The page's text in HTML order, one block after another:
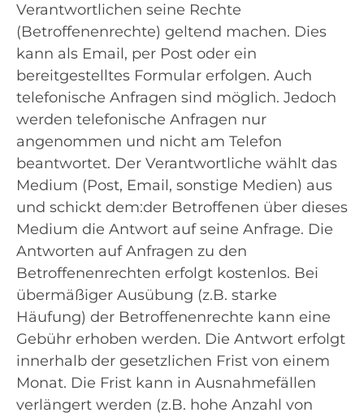
Verantwortlichen seine Rechte
(Betroffenenrechte) geltend machen. Dies
kann als Email, per Post oder ein
bereitgestelltes Formular erfolgen. Auch
telefonische Anfragen sind möglich. Jedoch
werden telefonische Anfragen nur
angenommen und nicht am Telefon
beantwortet. Der Verantwortliche wählt das
Medium (Post, Email, sonstige Medien) aus
und schickt dem:der Betroffenen über dieses
Medium die Antwort auf seine Anfrage. Die
Antworten auf Anfragen zu den
Betroffenenrechten erfolgt kostenlos. Bei
übermäßiger Ausübung (z.B. starke
Häufung) der Betroffenenrechte kann eine
Gebühr erhoben werden. Die Antwort erfolgt
innerhalb der gesetzlichen Frist von einem
Monat. Die Frist kann in Ausnahmefällen
verlängert werden (z.B. hohe Anzahl von